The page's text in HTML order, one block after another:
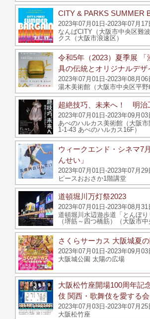
CITY & PARKS SUMMER
2023年07月01日-2023年07月17
なんばCITY（大阪市中央区難
クス（大阪市浪速区）
令和5年（2023）夏季展
具の伝統とオリジナルデザ
2023年07月01日-2023年08月06
湯木美術館（大阪市中央区平野
超絶技巧、未来へ！ 明治
2023年07月01日-2023年09月03
あべのハルカス美術館（大阪
1-1-43 あべのハルカス16F）
ウィークエンド・シネマ7
んせい」
2023年07月01日-2023年07月29
ピースおおさか1階講堂
道頓堀川万灯祭2023
2023年07月01日-2023年08月31
道頓堀川水辺遊歩道「とんぼり
（堺筋～四つ橋筋）（大阪市中
さくらサーカス 大阪城夏
2023年07月01日-2023年09月03
大阪城公園 太陽の広場
大阪松竹座開場100周年
伎 関西・歌舞伎を愛する
2023年07月03日-2023年07月25
大阪松竹座